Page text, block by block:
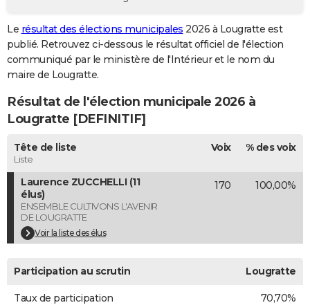
GUIDES D'ACHAT
BONS PLANS
CARTE DE VOEUX
Carte de Noël
Carte Bonne année
Carte Saint-Valentin
Carte Pâques
Carte d'anniversaire
DICTIONNAIRE
Dictionnaire
Biographies
Citations
Expressions
Proverbes
PROGRAMME TV
COPAINS D'AVANT
S'inscrire
Se connecter
Lycées
Collèges
Primaires
Universités
Entreprises
Service militaire
Avis de recherche
AVIS DE DÉCÈS
FORUM
Bricolage
Lifestyle
Culture
Sport
Auto
Television
Voyage
Cinema
Le résultat des élections municipales 2026 à Lougratte est
publié. Retrouvez ci-dessous le résultat officiel de l'élection
communiqué par le ministère de l'Intérieur et le nom du
maire de Lougratte.
Résultat de l'élection municipale 2026 à
Lougratte [DEFINITIF]
Tête de liste
Liste
Voix % des voix
Laurence ZUCCHELLI (11
élus)
ENSEMBLE CULTIVONS L'AVENIR
DE LOUGRATTE
Voir la liste des élus
170 100,00%
Participation au scrutin Lougratte
Taux de participation 70,70%